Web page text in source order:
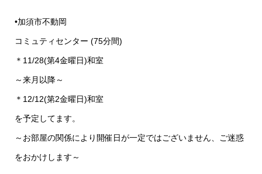
•加須市不動岡
コミュティセンター (75分間)
＊11/28(第4金曜日)和室
～来月以降～
＊12/12(第2金曜日)和室
を予定してます。
～お部屋の関係により開催日が一定ではございません、ご迷惑
をおかけします～